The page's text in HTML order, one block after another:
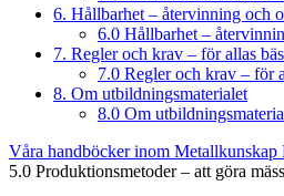
6. Hållbarhet – återvinning och
6.0 Hållbarhet –
7. Regler och krav – för allas
7.0 Regler och krav – för
8. Om utbildningsmaterialet
8.0 Om
Våra handböcker inom Metallkunskap
5.0 Produktionsmetoder – att göra